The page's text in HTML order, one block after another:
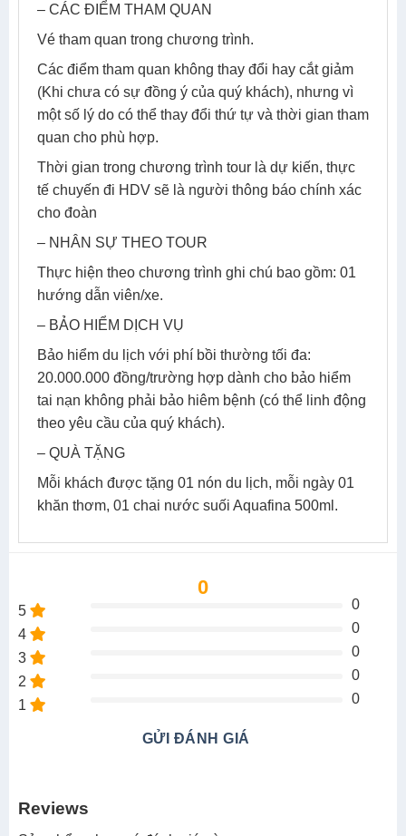
– CÁC ĐIỂM THAM QUAN
Vé tham quan trong chương trình.
Các điểm tham quan không thay đổi hay cắt giảm
(Khi chưa có sự đồng ý của quý khách), nhưng vì
một số lý do có thể thay đổi thứ tự và thời gian tham
quan cho phù hợp.
Thời gian trong chương trình tour là dự kiến, thực
tế chuyến đi HDV sẽ là người thông báo chính xác
cho đoàn
– NHÂN SỰ THEO TOUR
Thực hiện theo chương trình ghi chú bao gồm: 01
hướng dẫn viên/xe.
– BẢO HIỂM DỊCH VỤ
Bảo hiểm du lịch với phí bồi thường tối đa:
20.000.000 đồng/trường hợp dành cho bảo hiểm
tai nạn không phải bảo hiêm bệnh (có thể linh động
theo yêu cầu của quý khách).
– QUÀ TẶNG
Mỗi khách được tặng 01 nón du lịch, mỗi ngày 01
khăn thơm, 01 chai nước suối Aquafina 500ml.
0
5
0
4
0
3
0
2
0
1
0
GỬI ĐÁNH GIÁ
Reviews